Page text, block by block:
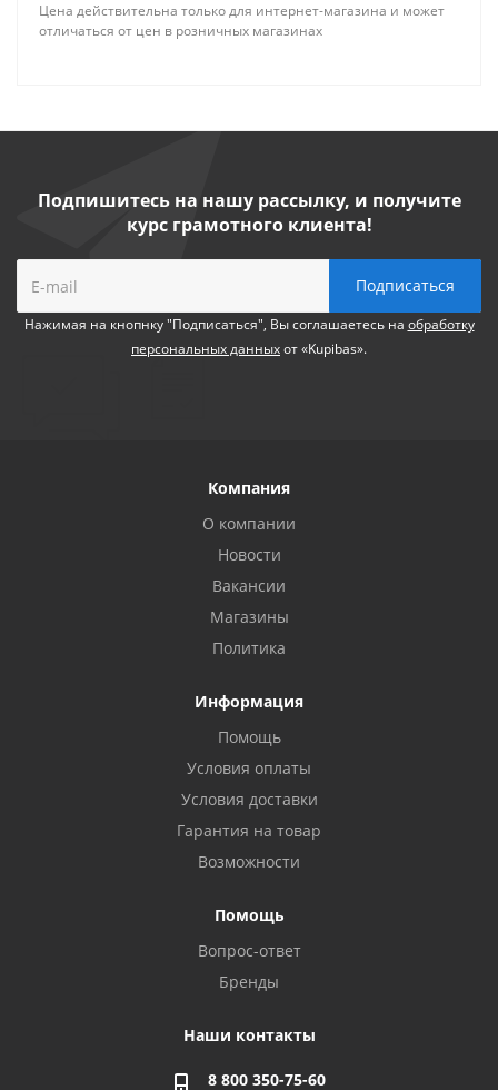
Цена действительна только для интернет-магазина и может
отличаться от цен в розничных магазинах
Подпишитесь на нашу рассылку, и получите
курс грамотного клиента!
Нажимая на кнопнку "Подписаться", Вы соглашаетесь на обработку
персональных данныхот «Kupibas».
Компания
О компании
Новости
Вакансии
Магазины
Политика
Информация
Помощь
Условия оплаты
Условия доставки
Гарантия на товар
Возможности
Помощь
Вопрос-ответ
Бренды
Наши контакты
8 800 350-75-60